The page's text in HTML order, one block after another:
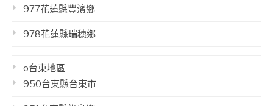
977花蓮縣豐濱鄉
978花蓮縣瑞穗鄉
o台東地區
950台東縣台東市